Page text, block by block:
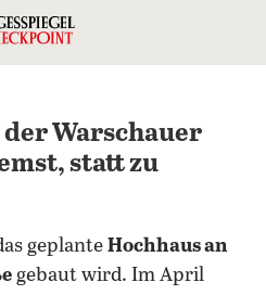
Warschauer
statt zu
geplante Hochhaus an
gebaut wird. Im April